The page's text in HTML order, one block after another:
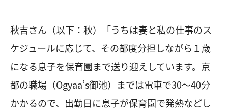
秋吉さん（以下：秋）「うちは妻と私の仕事のス
ケジュールに応じて、その都度分担しながら１歳
になる息子を保育園まで送り迎えしています。京
都の職場（Ogyaa’s御池）までは電車で30〜40分
かかるので、出勤日に息子が保育園で発熱などし